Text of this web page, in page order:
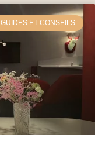
GUIDES ET CONSEILS